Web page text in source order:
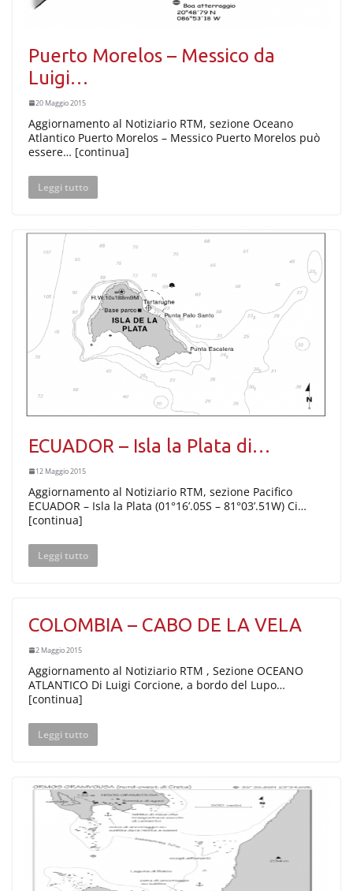
Puerto Morelos – Messico da
Luigi…
20 Maggio 2015
Aggiornamento al Notiziario RTM, sezione Oceano
Atlantico Puerto Morelos – Messico Puerto Morelos può
essere… [continua]
Leggi tutto
ECUADOR – Isla la Plata di…
12 Maggio 2015
Aggiornamento al Notiziario RTM, sezione Pacifico
ECUADOR – Isla la Plata (01°16’.05S – 81°03’.51W) Ci…
[continua]
Leggi tutto
COLOMBIA – CABO DE LA VELA
2 Maggio 2015
Aggiornamento al Notiziario RTM , Sezione OCEANO
ATLANTICO Di Luigi Corcione, a bordo del Lupo…
[continua]
Leggi tutto